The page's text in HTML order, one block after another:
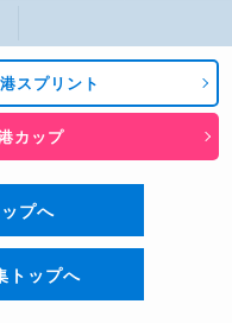
スプリント
カップ
プへ
トップへ